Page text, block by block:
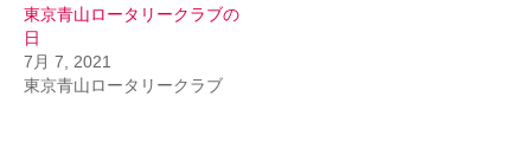
東京青山ロータリークラブの
日
7月 7, 2021
東京青山ロータリークラブ